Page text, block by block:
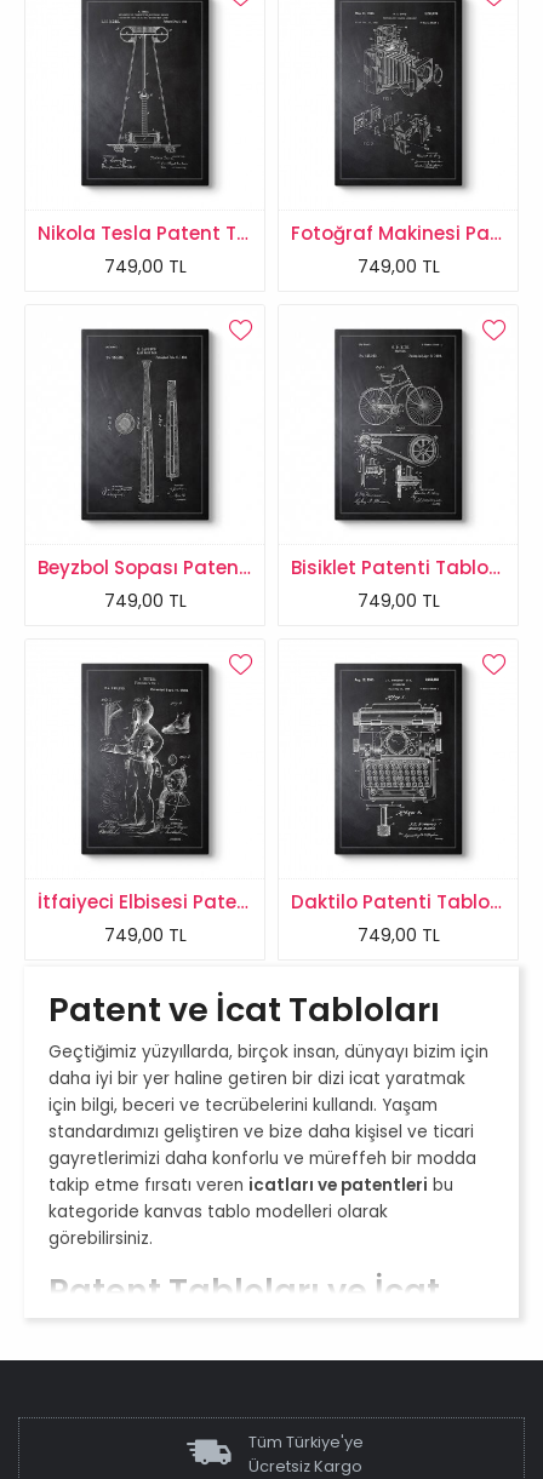
Nikola Tesla Patent Tablosu
749,00 TL
Fotoğraf Makinesi Patenti Tablosu
749,00 TL
Beyzbol Sopası Patenti Tablosu
749,00 TL
Bisiklet Patenti Tablosu
749,00 TL
İtfaiyeci Elbisesi Patenti Tablosu
749,00 TL
Daktilo Patenti Tablosu
749,00 TL
Patent ve İcat Tabloları
Geçtiğimiz yüzyıllarda, birçok insan, dünyayı bizim için
daha iyi bir yer haline getiren bir dizi icat yaratmak
için bilgi, beceri ve tecrübelerini kullandı. Yaşam
standardımızı geliştiren ve bize daha kişisel ve ticari
gayretlerimizi daha konforlu ve müreffeh bir modda
takip etme fırsatı veren icatları ve patentleri bu
kategoride kanvas tablo modelleri olarak
görebilirsiniz.
Patent Tabloları ve İcat
Tabloları
kaynağına inmek için psikolojikmotivasyonamaçlı
kullanılabilir. İnsanlığın bu değerlerini yaşatmak ve
Tüm Türkiye'ye
Ücretsiz Kargo